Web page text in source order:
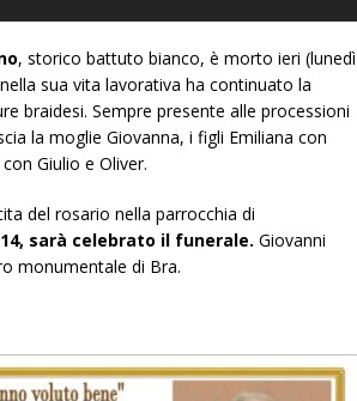
, storico battuto bianco, è morto ieri (lunedì
sua vita lavorativa ha continuato la
braidesi. Sempre presente alle processioni
la moglie Giovanna, i figli Emiliana con
Giulio e Oliver.
del rosario nella parrocchia di
sarà celebrato il funerale. Giovanni
monumentale di Bra.